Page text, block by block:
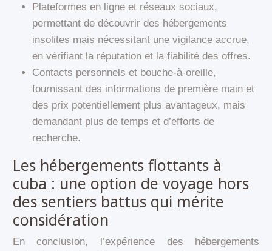
Plateformes en ligne et réseaux sociaux,
permettant de découvrir des hébergements
insolites mais nécessitant une vigilance accrue,
en vérifiant la réputation et la fiabilité des offres.
Contacts personnels et bouche-à-oreille,
fournissant des informations de première main et
des prix potentiellement plus avantageux, mais
demandant plus de temps et d’efforts de
recherche.
Les hébergements flottants à
cuba : une option de voyage hors
des sentiers battus qui mérite
considération
En conclusion, l’expérience des hébergements